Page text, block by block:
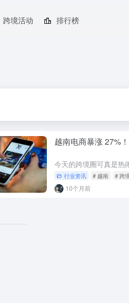
跨境活动 排行榜
越南电商暴涨 27%
行业资讯 # 越南 # 跨
10个月前